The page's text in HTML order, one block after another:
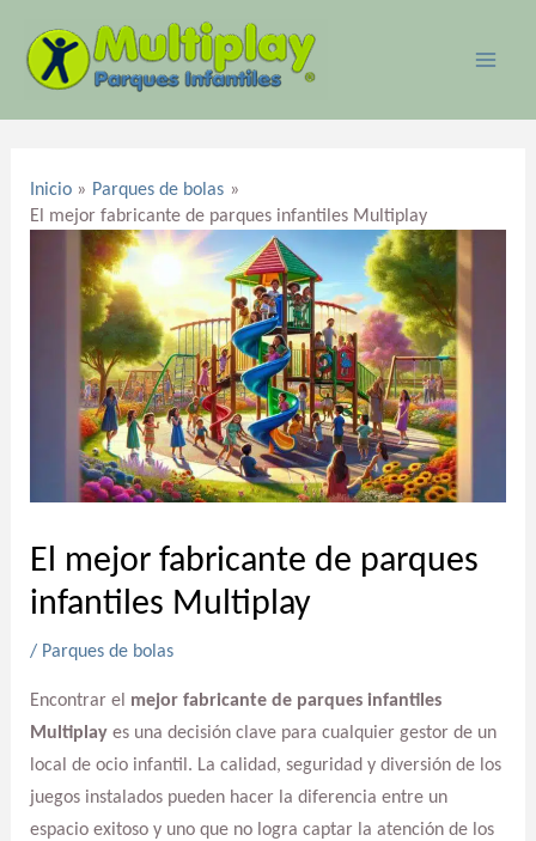
contenido
Inicio
Parques de bolas
El mejor fabricante de parques infantiles Multiplay
El mejor fabricante de parques
infantiles Multiplay
/ Parques de bolas
Encontrar el mejor fabricante de parques infantiles
Multiplayes una decisión clave para cualquier gestor de un
local de ocio infantil. La calidad, seguridad y diversión de los
juegos instalados pueden hacer la diferencia entre un
espacio exitoso y uno que no logra captar la atención de los
entradas